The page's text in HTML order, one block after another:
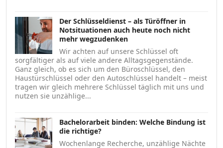
Der Schlüsseldienst – als Türöffner in
Notsituationen auch heute noch nicht
mehr wegzudenken
Wir achten auf unsere Schlüssel oft
sorgfältiger als auf viele andere Alltagsgegenstände.
Ganz gleich, ob es sich um den Büroschlüssel, den
Haustürschlüssel oder den Autoschlüssel handelt – meist
tragen wir gleich mehrere Schlüssel täglich mit uns und
nutzen sie unzählige...
Bachelorarbeit binden: Welche Bindung ist
die richtige?
Wochenlange Recherche, unzählige Nächte